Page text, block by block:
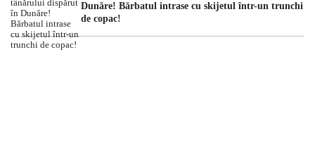
Dunăre! Bărbatul intrase cu skijetul într-un trunchi
de copac!